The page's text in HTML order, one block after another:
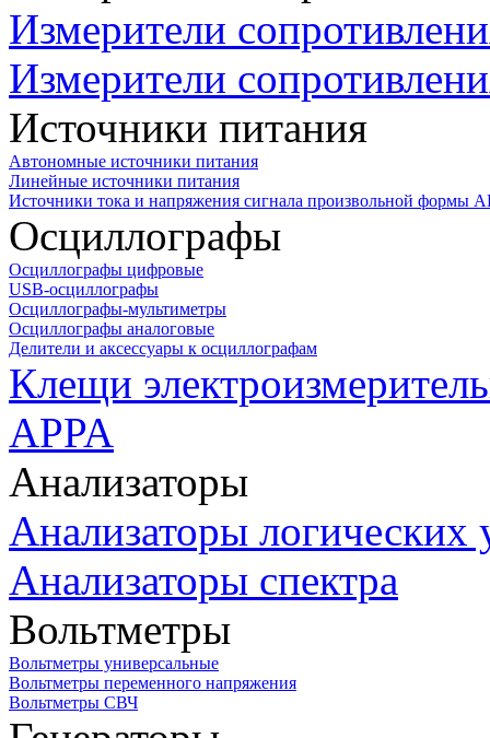
Измерители
Измерители
Источники питания
Автономные источники питания
Линейные источники питания
Источники тока и напряжения сигнала произвольной формы
Осциллографы
Осциллографы цифровые
USB-осциллографы
Осциллографы-мультиметры
Осциллографы аналоговые
Делители и аксессуары к осциллографам
Клещи
APPA
Анализаторы
Анализаторы логических
Анализаторы спектра
Вольтметры
Вольтметры универсальные
Вольтметры переменного напряжения
Вольтметры СВЧ